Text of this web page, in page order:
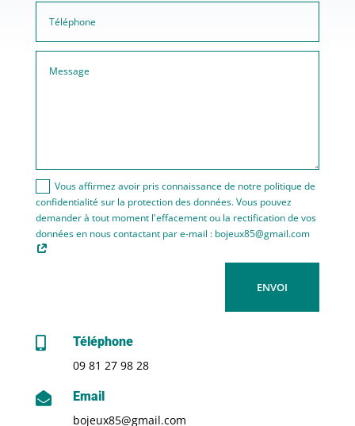
Vous affirmez avoir pris connaissance de notre politique de
confidentialité sur la protection des données. Vous pouvez
demander à tout moment l'effacement ou la rectification de vos
données en nous contactant par e-mail : bojeux85@gmail.com
ENVOI

Téléphone
09 81 27 98 28

Email
bojeux85@gmail.com